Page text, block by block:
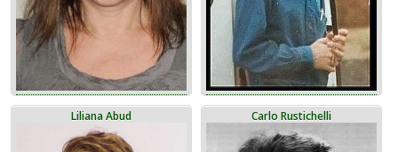
Liliana Abud Carlo Rustichelli